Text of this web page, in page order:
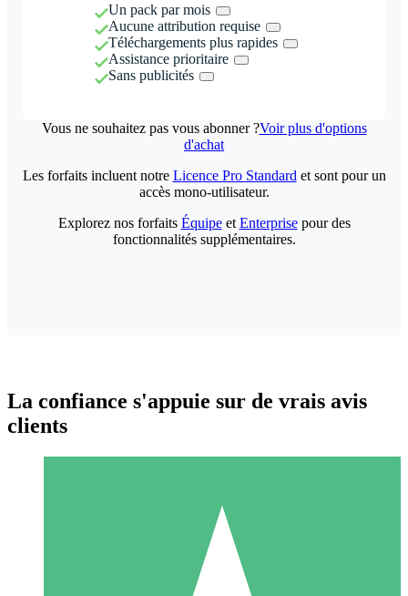
Un pack par mois
Aucune attribution requise
Téléchargements plus rapides
Assistance prioritaire
Sans publicités
Vous ne souhaitez pas vous abonner ?Voir plus d'options
d'achat
Packs de Crédits Individuels
Les forfaits incluent notre Licence Pro Standard et sont pour un
accès mono-utilisateur.
Explorez nos forfaits Équipeet Enterprisepour des
fonctionnalités supplémentaires.
La confiance s'appuie sur de vrais avis
clients